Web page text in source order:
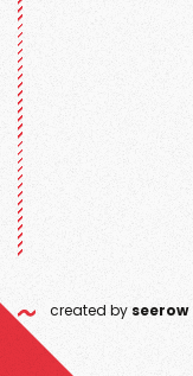
created by seerow